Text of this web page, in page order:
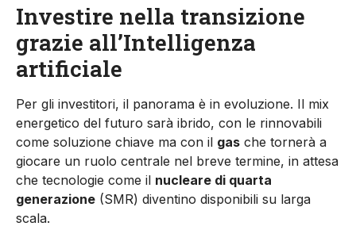
Investire nella transizione
grazie all’Intelligenza
artificiale
Per gli investitori, il panorama è in evoluzione. Il mix
energetico del futuro sarà ibrido, con le rinnovabili
come soluzione chiave ma con il gas che tornerà a
giocare un ruolo centrale nel breve termine, in attesa
che tecnologie come il nucleare di quarta
generazione (SMR) diventino disponibili su larga
scala.